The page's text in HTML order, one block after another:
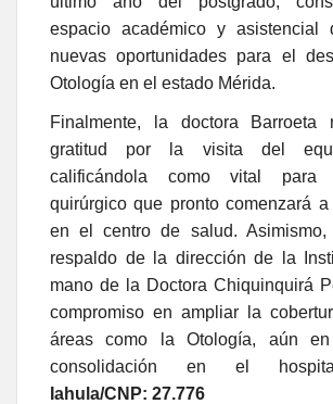
espacio académico y asistencial
nuevas oportunidades para el
Otología en el estado Mérida.
Finalmente, la doctora Barroeta
gratitud por la visita del
calificándola como vital para
quirúrgico que pronto comenzará a
en el centro de salud. Asimismo,
respaldo de la dirección de la
mano de la Doctora Chiquinquirá
compromiso en ampliar la
áreas como la Otología, aún
consolidación en el
Iahula/CNP: 27.776